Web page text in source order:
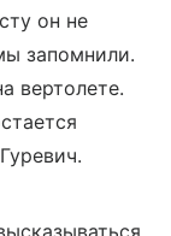
он не
запомнили.
вертолете.